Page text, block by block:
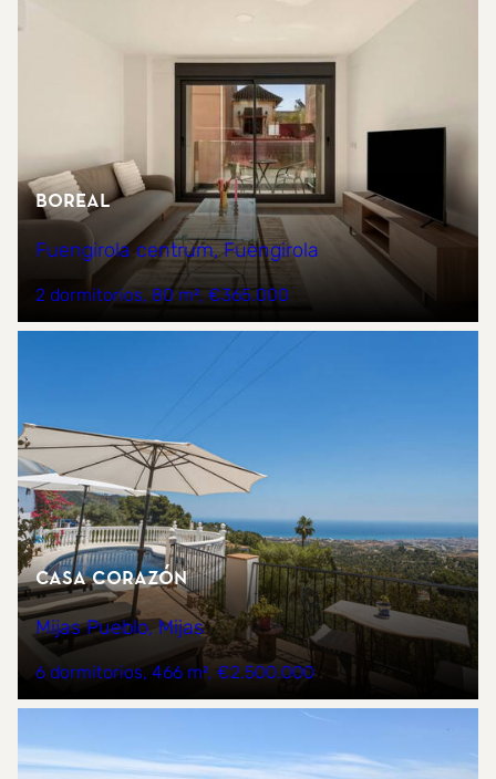
Boreal
Fuengirola centrum, Fuengirola
2 dormitorios 80 m² €365.000
Casa Corazón
Mijas Pueblo, Mijas
6 dormitorios 466 m² €2.500.000